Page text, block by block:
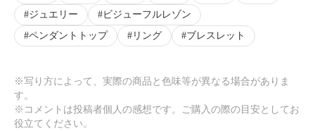
ジュエリー
ビジューフルレゾン
ペンダントトップ
リング ブレスレット
※写り方によって、実際の商品と色味等が異なる場合がありま
す。
※コメントは投稿者個人の感想です。ご購入の際の目安としてお
役立てください。